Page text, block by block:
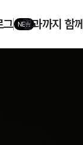
그 NEW
결과까지 함께